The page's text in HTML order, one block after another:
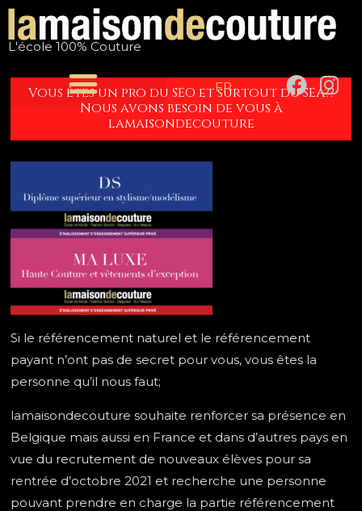
Aller
contenu
L'école 100% Couture
FR
F
a
e
I
n
t
Vous êtes un pro du SEO et surtout du SEA??
Nous avons besoin de vous à
lamaisondecouture
Si le référencement naturel et le référencement
payant n’ont pas de secret pour vous, vous êtes la
personne qu’il nous faut;
lamaisondecouture souhaite renforcer sa présence en
Belgique mais aussi en France et dans d’autres pays en
vue du recrutement de nouveaux élèves pour sa
rentrée d’octobre 2021 et recherche une personne
pouvant prendre en charge la partie référencement
Navigation
l’article